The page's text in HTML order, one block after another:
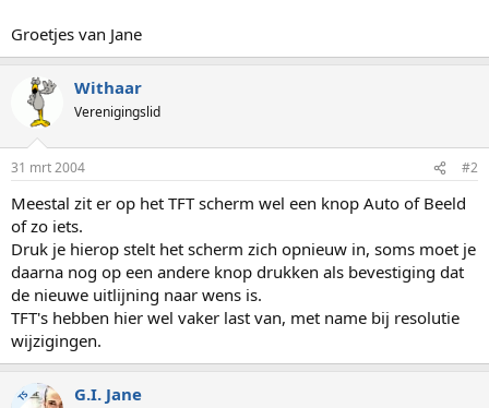
Groetjes van Jane
Withaar
Verenigingslid
31 mrt 2004 #2
Meestal zit er op het TFT scherm wel een knop Auto of Beeld
of zo iets.
Druk je hierop stelt het scherm zich opnieuw in, soms moet je
daarna nog op een andere knop drukken als bevestiging dat
de nieuwe uitlijning naar wens is.
TFT's hebben hier wel vaker last van, met name bij resolutie
wijzigingen.
TS G.I. Jane